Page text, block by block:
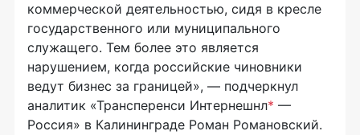
коммерческой деятельностью, сидя в кресле
государственного или муниципального
служащего. Тем более это является
нарушением, когда российские чиновники
ведут бизнес за границей», — подчеркнул
аналитик «Трансперенси Интернешнл* —
Россия» в Калининграде Роман Романовский.